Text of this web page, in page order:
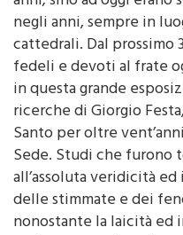
cattedrali. Dal prossimo
fedeli e devoti al frate
in questa grande
ricerche di Giorgio
Santo per oltre
Sede. Studi che
all’assoluta veridicità
delle stimmate e dei
nonostante la laicità
professore; e che